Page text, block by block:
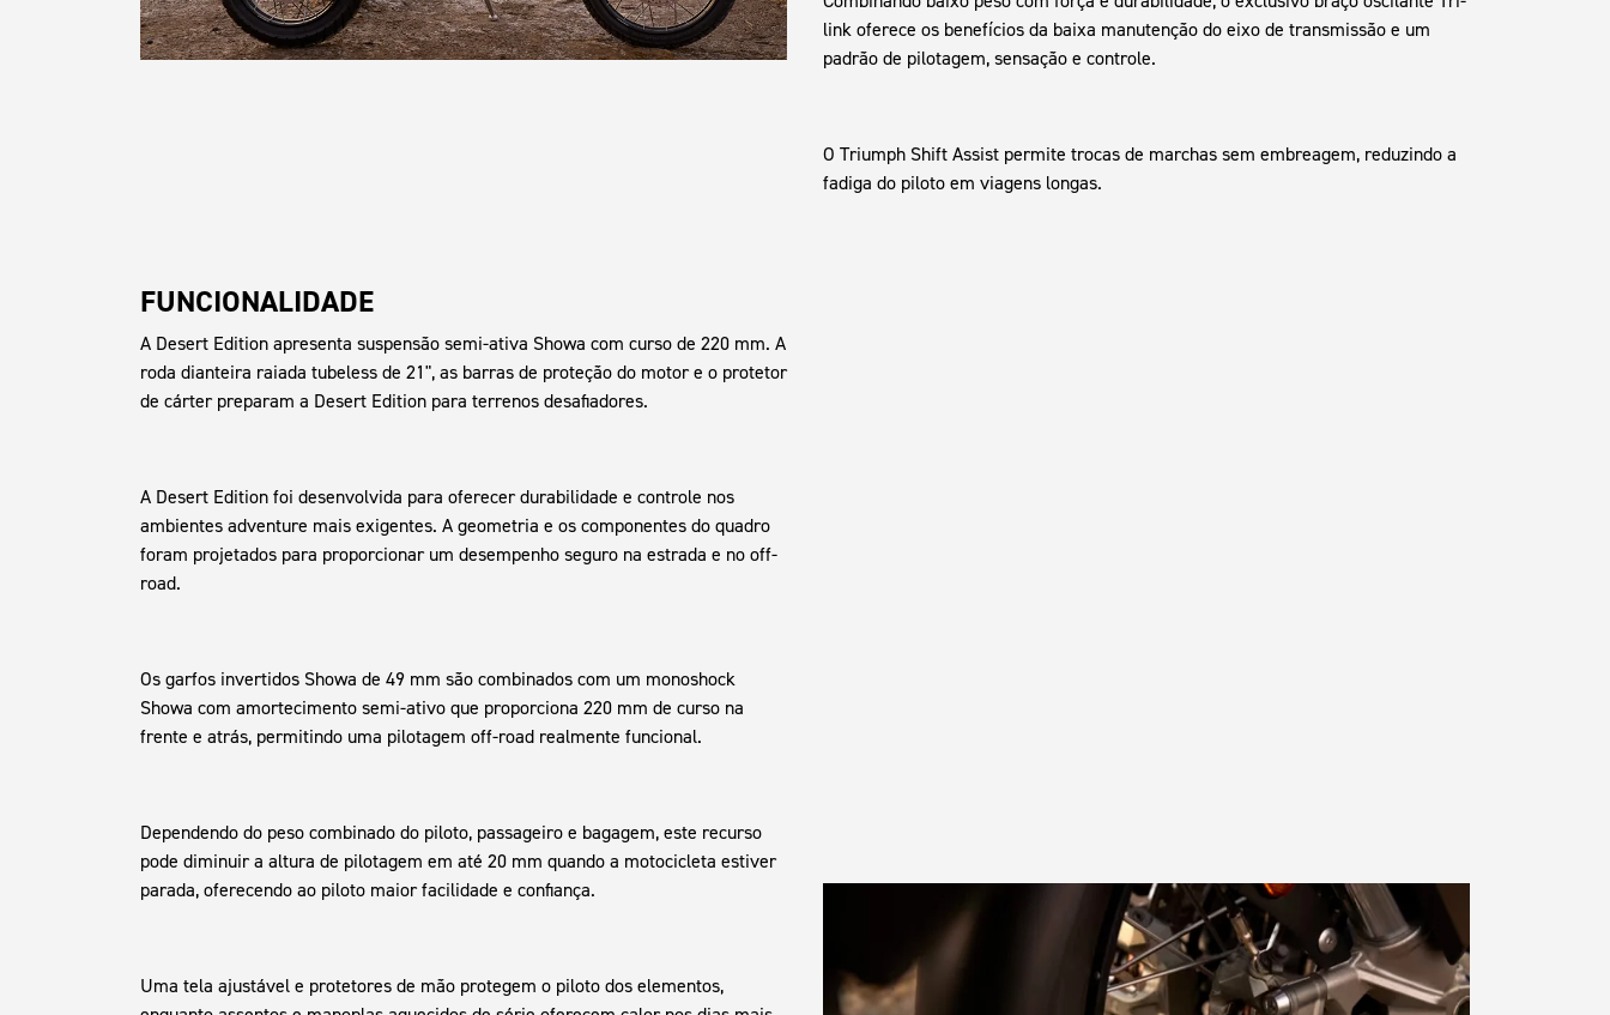
link oferece os benefícios da baixa manutenção do eixo de transmissão e um
padrão de pilotagem, sensação e controle.
O Triumph Shift Assist permite trocas de marchas sem embreagem, reduzindo a
fadiga do piloto em viagens longas.
FUNCIONALIDADE
A Desert Edition apresenta suspensão semi-ativa Showa com curso de 220 mm. A
roda dianteira raiada tubeless de 21", as barras de proteção do motor e o protetor
de cárter preparam a Desert Edition para terrenos desafiadores.
A Desert Edition foi desenvolvida para oferecer durabilidade e controle nos
ambientes adventure mais exigentes. A geometria e os componentes do quadro
foram projetados para proporcionar um desempenho seguro na estrada e no off-
road.
Os garfos invertidos Showa de 49 mm são combinados com um monoshock
Showa com amortecimento semi-ativo que proporciona 220 mm de curso na
frente e atrás, permitindo uma pilotagem off-road realmente funcional.
Dependendo do peso combinado do piloto, passageiro e bagagem, este recurso
pode diminuir a altura de pilotagem em até 20 mm quando a motocicleta estiver
parada, oferecendo ao piloto maior facilidade e confiança.
Uma tela ajustável e protetores de mão protegem o piloto dos elementos,